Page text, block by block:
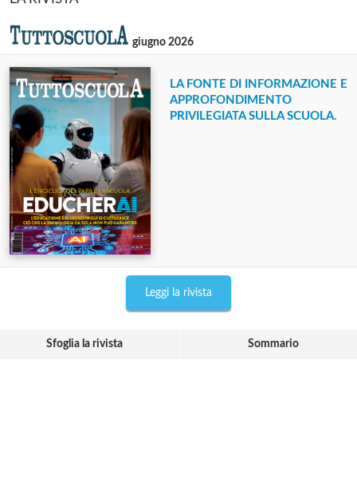
giugno 2026
LA FONTE DI INFORMAZIONE E
APPROFONDIMENTO
PRIVILEGIATA SULLA SCUOLA.
Leggi la rivista
Sfoglia la rivista Sommario